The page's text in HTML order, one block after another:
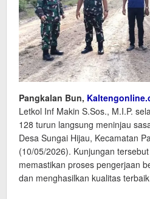
Pangkalan Bun,
Letkol Inf Makin S.Sos., M.I.P.
128 turun langsung meninjau
Desa Sungai Hijau, Kecamatan
(10/05/2026). Kunjungan
memastikan proses pengerjaan
dan menghasilkan kualitas